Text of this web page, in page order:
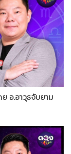
อ.อาวุธจับยาม